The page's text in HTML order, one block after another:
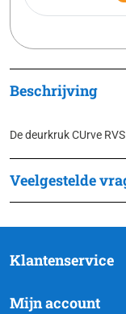
Beschrijving
De deurkruk CUrve
Veelgestelde
Klantenservice
Mijn account